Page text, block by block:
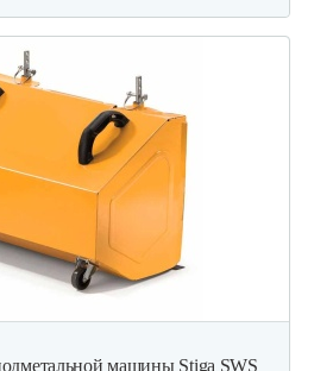
машины Stiga SWS